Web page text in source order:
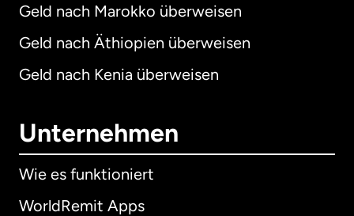
Geld nach Marokko überweisen
Geld nach Äthiopien überweisen
Geld nach Kenia überweisen
Unternehmen
Wie es funktioniert
WorldRemit Apps